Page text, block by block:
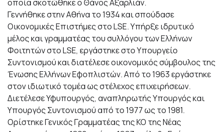
οποία σκοτώθηκε ο Θάνος Αξαρλιάν.
Γεννήθηκε στην Αθήνα το 1934 και σπούδασε
Οικονομικές Επιστήμες στο LSE. Υπήρξε ιδρυτικό
μέλος και γραμματέας του συλλόγου των Ελλήνων
Φοιτητών στο LSE, εργάστηκε στο Υπουργείο
Συντονισμού και διατέλεσε οικονομικός σύμβουλος της
Ένωσης Ελλήνων Εφοπλιστών. Από το 1963 εργάστηκε
στον ιδιωτικό τομέα ως στέλεχος επιχειρήσεων.
Διετέλεσε Υφυπουργός, αναπληρωτής Υπουργός και
Υπουργός Συντονισμού από το 1977 ως το 1981.
Ορίστηκε Γενικός Γραμματέας της ΚΟ της Νέας